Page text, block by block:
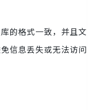
的格式一致，并且文
信息丢失或无法访问